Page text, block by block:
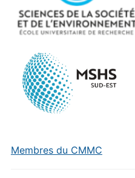
Membres du CMMC